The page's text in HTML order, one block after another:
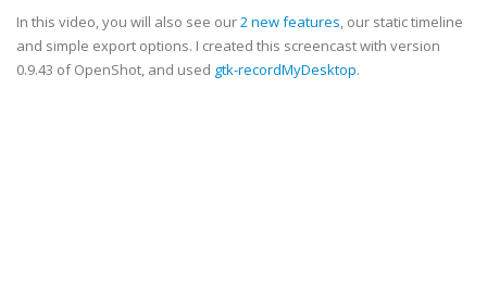
In this video, you will also see our2 new features, our static timeline
and simple export options. I created this screencast with version
0.9.43 of OpenShot, and used gtk-recordMyDesktop.